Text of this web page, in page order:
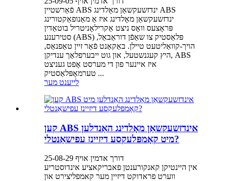
פֿאַרשטיין ABS ינדזשעקשאַן מאָלדינג ABS
ינדזשעקשאַן מאָלדינג איז אַ מאַנופאַקטורינג
פּראָצעס וואָס ניצט אַקרילאָניטריל בוטאַדין
סטירענע (ABS) פּלאַסטיק צו שאַפֿן דוראַבאַל,
הויך-קוואַליטעט טיילן. באַקאַנט פֿאַר זיין טאַפנאַס,
היץ קעגנשטעל, און גוט ייבערפלאַך ענדיקן, ABS
איז איינער פון די מערסט אָפט געניצט
טערמאָפּלאַסטיק ...
לייענט מער
קען ABS אינדזשעקשאַן מאָלדינג האַנדלען
מיט קאָמפּלעקסע דיזיינז עפישאַנטלי?
דורך אדמין אויף 25-08-29
אין היינטיקן קאנקורענטן פאבריקאציע אינדוסטריע
ווערט פראדוקט דיזיין מער קאמפליצירט און